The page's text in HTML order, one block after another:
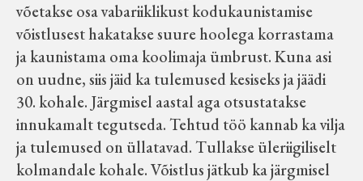
võetakse osa vabariiklikust kodukaunistamise
võistlusest hakatakse suure hoolega korrastama
ja kaunistama oma koolimaja ümbrust. Kuna asi
on uudne, siis jäid ka tulemused kesiseks ja jäädi
30. kohale. Järgmisel aastal aga otsustatakse
innukamalt tegutseda. Tehtud töö kannab ka vilja
ja tulemused on üllatavad. Tullakse üleriigiliselt
kolmandale kohale. Võistlus jätkub ka järgmisel